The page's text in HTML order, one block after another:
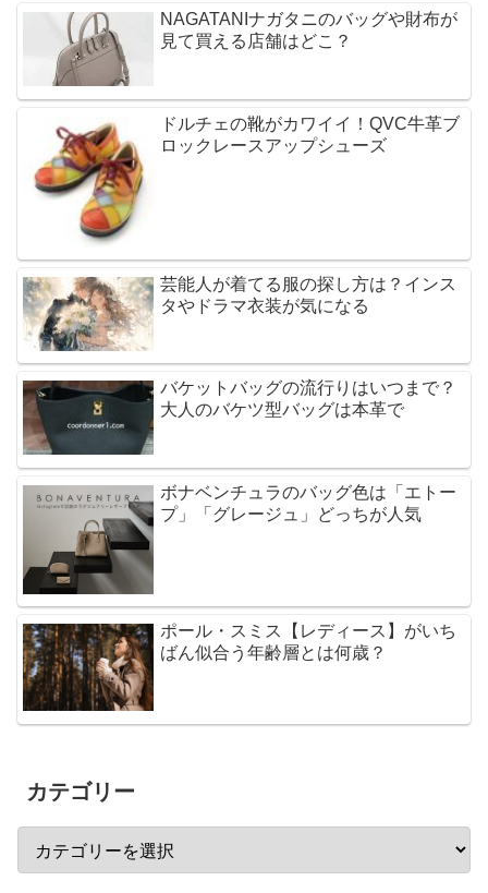
NAGATANIナガタニのバッグや財布が
見て買える店舗はどこ？
ドルチェの靴がカワイイ！QVC牛革ブ
ロックレースアップシューズ
芸能人が着てる服の探し方は？インス
タやドラマ衣装が気になる
バケットバッグの流行りはいつまで？
大人のバケツ型バッグは本革で
ボナベンチュラのバッグ色は「エトー
プ」「グレージュ」どっちが人気
ポール・スミス【レディース】がいち
ばん似合う年齢層とは何歳？
カテゴリー